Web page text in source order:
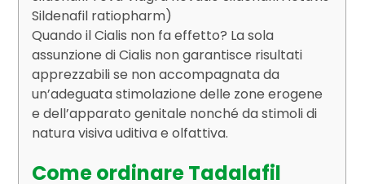
Sildenafil ratiopharm)
Quando il Cialis non fa effetto? La sola
assunzione di Cialis non garantisce risultati
apprezzabili se non accompagnata da
un’adeguata stimolazione delle zone erogene
e dell’apparato genitale nonché da stimoli di
natura visiva uditiva e olfattiva.
Come ordinare Tadalafil